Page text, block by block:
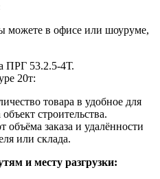
можете в офисе или шоуруме,
ПРГ 53.2.5-4Т.
20т:
товара в удобное для
строительства.
объёма заказа и удалённости
или склада.
и месту разгрузки: